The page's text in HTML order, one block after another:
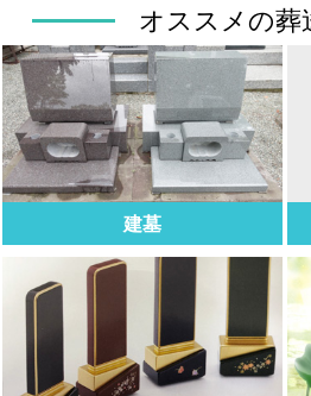
オススメの葬
建墓